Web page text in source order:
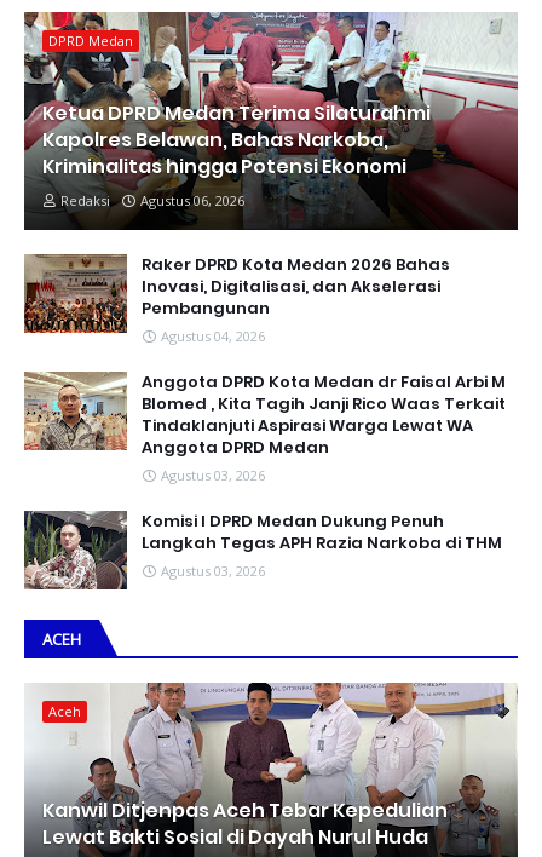
DPRD Medan
Ketua DPRD Medan Terima Silaturahmi
Kapolres Belawan, Bahas Narkoba,
Kriminalitas hingga Potensi Ekonomi
Redaksi Agustus 06, 2026
Raker DPRD Kota Medan 2026 Bahas
Inovasi, Digitalisasi, dan Akselerasi
Pembangunan
Agustus 04, 2026
Anggota DPRD Kota Medan dr Faisal Arbi M
Blomed , Kita Tagih Janji Rico Waas Terkait
Tindaklanjuti Aspirasi Warga Lewat WA
Anggota DPRD Medan
Agustus 03, 2026
Komisi I DPRD Medan Dukung Penuh
Langkah Tegas APH Razia Narkoba di THM
Agustus 03, 2026
ACEH
Aceh
Kanwil Ditjenpas Aceh Tebar Kepedulian
Lewat Bakti Sosial di Dayah Nurul Huda